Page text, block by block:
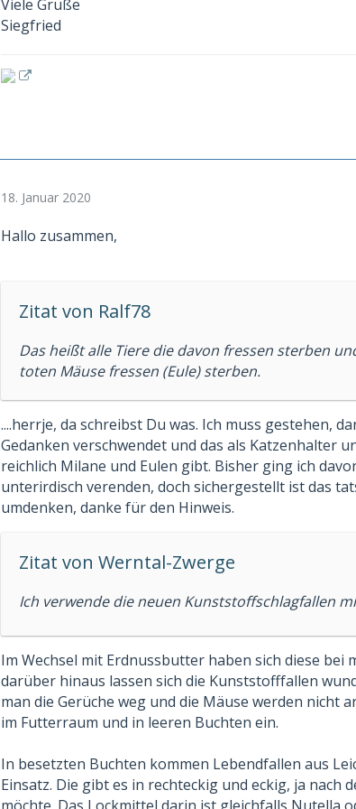
Viele Grüße
Siegfried
18. Januar 2020
Hallo zusammen,
Zitat von Ralf78
Das heißt alle Tiere die davon fressen sterben
toten Mäuse fressen (Eule) sterben.
....herrje, da schreibst Du was. Ich muss gestehen,
Gedanken verschwendet und das als Katzenhalter
reichlich Milane und Eulen gibt. Bisher ging ich
unterirdisch verenden, doch sichergestellt ist das
umdenken, danke für den Hinweis.
Zitat von Werntal-Zwerge
Ich verwende die neuen Kunststoffschlagfallen
Im Wechsel mit Erdnussbutter haben sich diese bei
darüber hinaus lassen sich die Kunststofffallen
man die Gerüche weg und die Mäuse werden nicht
im Futterraum und in leeren Buchten ein.
In besetzten Buchten kommen Lebendfallen aus
Einsatz. Die gibt es in rechteckig und eckig, ja nach